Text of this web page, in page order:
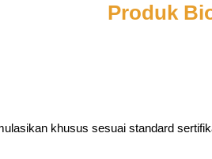
Produk
khusus sesuai standard